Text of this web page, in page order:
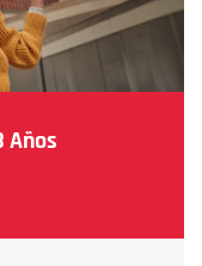
Años